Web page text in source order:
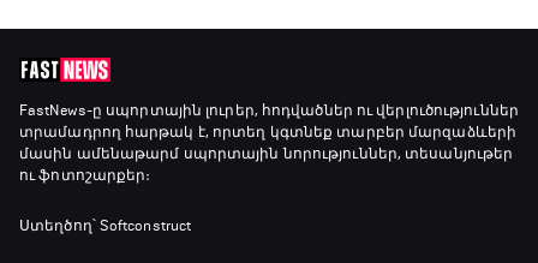
13:45 - 15:45
GOAT. Կանանց հեծանվավազք
15:45 - 16:10
ԱԱ-2026, Փլեյ-օֆֆ, կիսաեզրափակիչ.
FastNews-ը սպորտային լուրեր, հոդվածներ ու վերլուծություններ
տրամադրող հարթակ է, որտեղ կգտնեք տարբեր մարզաձևերի
մասին ամենաթարմ սպորտային նորություններ, տեսանյութեր
ու ֆոտոշարքեր։
Ստեղծող՝ Softconstruct